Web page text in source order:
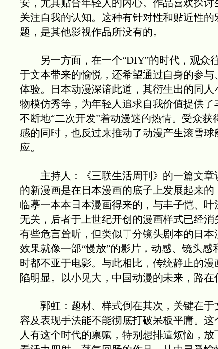
安，尤其贴合年轻人的内心。作品喜欢探讨
关注自我的认知。这种有针对性和贴近性的
题，是其他影视作品所没有的。
另一方面，在一个“DIY”的时代，观众
于文本带来的愉悦，还希望通过自身的参与
体验。日本动漫深谙此道，其衍生出的同人
物模仿秀等，为年轻人追求自我价值提供了
不断地“二次开发”着动漫迷的热情。受众获
感的同时，也反过来推动了动漫产生滚雪球
应。
主持人：《三联生活周刊》的一篇文章
的新漫画是在日本漫画的底子上发展起来的
临摹一本本日本漫画得来的，与丰子恺、叶
无关，后者于上世纪开创的漫画样式已经消
有些危言耸听，但类似于分镜头剧本的日本
效果就像一部“慢放”的影片，动感、镜头感
时都不亚于电影。与此相比，传统静止的漫
陷明显。以小见大，中国动漫的未来，路在
郭虹：题材、样式倒在其次，关键在于
容及表现手法能不能彻底打破呆板平庸。这
人有这个时代的禀赋，特别想排遣烦恼，放